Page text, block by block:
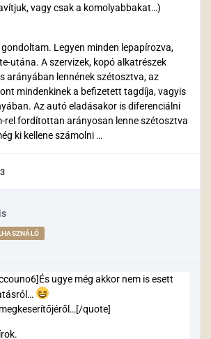
vagy csak a komolyabbakat…)
Legyen minden lepapírozva,
utána. A szervizek, kopó alkatrészek
arányában lennének szétosztva, az
mindenkinek a befizetett tagdíja, vagyis
Az autó eladásakor is diferenciálni
rel fordítottan arányosan lenne szétosztva
ki kellene számolni …
ugye még akkor nem is esett
quote]